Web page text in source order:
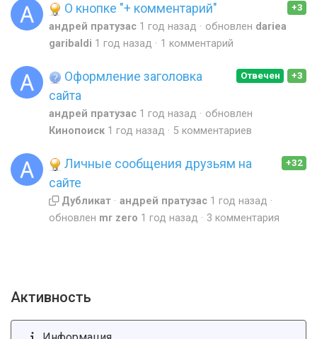
+3
О кнопке "+ комментарий"
андрей пратузас 1 год назад обновлен dariea
garibaldi 1 год назад 1 комментарий
+3
Отвечен
Оформление заголовка
сайта
андрей пратузас 1 год назад
обновлен
Кинопоиск 1 год назад 5 комментариев
+32
Личные сообщения друзьям на
сайте
Дубликат андрей пратузас 1 год назад
обновлен mr zero 1 год назад 3 комментария
Активность